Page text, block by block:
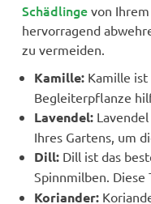
Schädlinge von
hervorragend
zu vermeiden.
Kamille: Kamille
Begleiterpflanze
Lavendel:
Ihres Gartens, um
Dill: Dill ist das
Spinnmilben. Diese
Koriander: